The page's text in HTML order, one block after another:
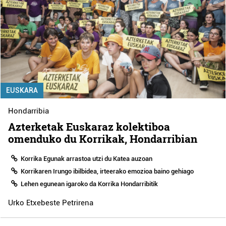
EUSKARA
Hondarribia
Azterketak Euskaraz kolektiboa
omenduko du Korrikak, Hondarribian
Korrika Egunak arrastoa utzi du Katea auzoan
Korrikaren Irungo ibilbidea, irteerako emozioa baino gehiago
Lehen egunean igaroko da Korrika Hondarribitik
Urko Etxebeste Petrirena